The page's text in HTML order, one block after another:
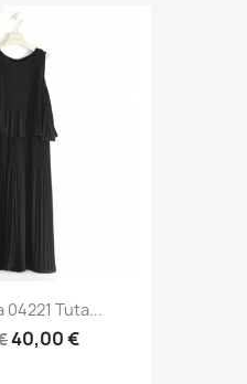
04221 Tuta...
40,00 €